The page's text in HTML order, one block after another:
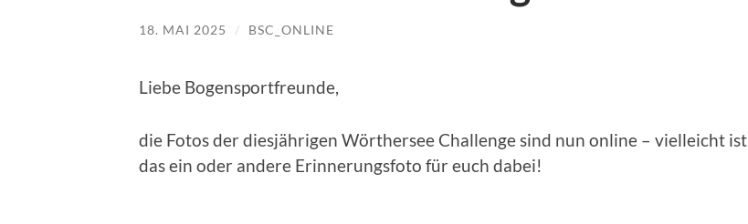
18. MAI 2025 / BSC_ONLINE
Liebe Bogensportfreunde,
die Fotos der diesjährigen Wörthersee Challenge sind nun online – vielleicht ist
das ein oder andere Erinnerungsfoto für euch dabei!